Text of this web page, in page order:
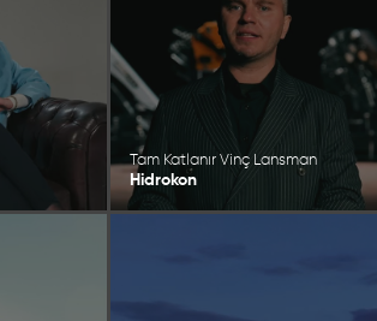
Tam Katlanır Vinç Lansman
Hidrokon